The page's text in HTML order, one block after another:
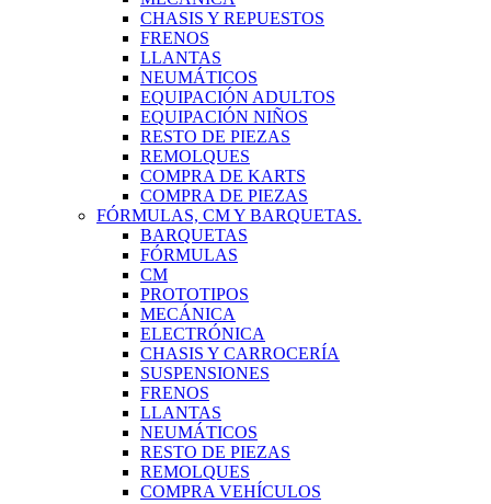
CHASIS Y REPUESTOS
FRENOS
LLANTAS
NEUMÁTICOS
EQUIPACIÓN ADULTOS
EQUIPACIÓN NIÑOS
RESTO DE PIEZAS
REMOLQUES
COMPRA DE KARTS
COMPRA DE PIEZAS
FÓRMULAS, CM Y BARQUETAS.
BARQUETAS
FÓRMULAS
CM
PROTOTIPOS
MECÁNICA
ELECTRÓNICA
CHASIS Y CARROCERÍA
SUSPENSIONES
FRENOS
LLANTAS
NEUMÁTICOS
RESTO DE PIEZAS
REMOLQUES
COMPRA VEHÍCULOS